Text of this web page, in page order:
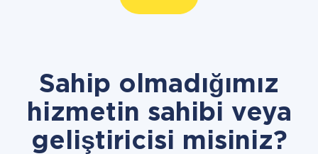
Sahip olmadığımız
hizmetin sahibi veya
geliştiricisi misiniz?